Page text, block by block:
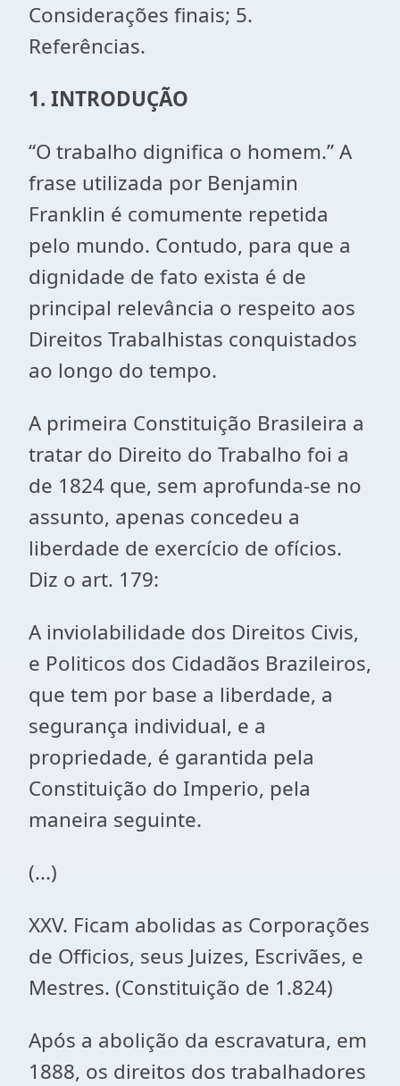
Considerações finais; 5.
Referências.
1. INTRODUÇÃO
“O trabalho dignifica o homem.” A
frase utilizada por Benjamin
Franklin é comumente repetida
pelo mundo. Contudo, para que a
dignidade de fato exista é de
principal relevância o respeito aos
Direitos Trabalhistas conquistados
ao longo do tempo.
A primeira Constituição Brasileira a
tratar do Direito do Trabalho foi a
de 1824 que, sem aprofunda-se no
assunto, apenas concedeu a
liberdade de exercício de ofícios.
Diz o art. 179:
A inviolabilidade dos Direitos Civis,
e Politicos dos Cidadãos Brazileiros,
que tem por base a liberdade, a
segurança individual, e a
propriedade, é garantida pela
Constituição do Imperio, pela
maneira seguinte.
(...)
XXV. Ficam abolidas as Corporações
de Officios, seus Juizes, Escrivães, e
Mestres. (Constituição de 1.824)
Após a abolição da escravatura, em
1888, os direitos dos trabalhadores